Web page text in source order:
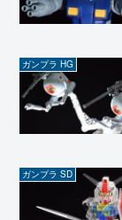
ガンプラ HG
ガンプラ SD